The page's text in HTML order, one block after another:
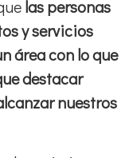
las personas
y servicios
área con lo que
destacar
nuestros